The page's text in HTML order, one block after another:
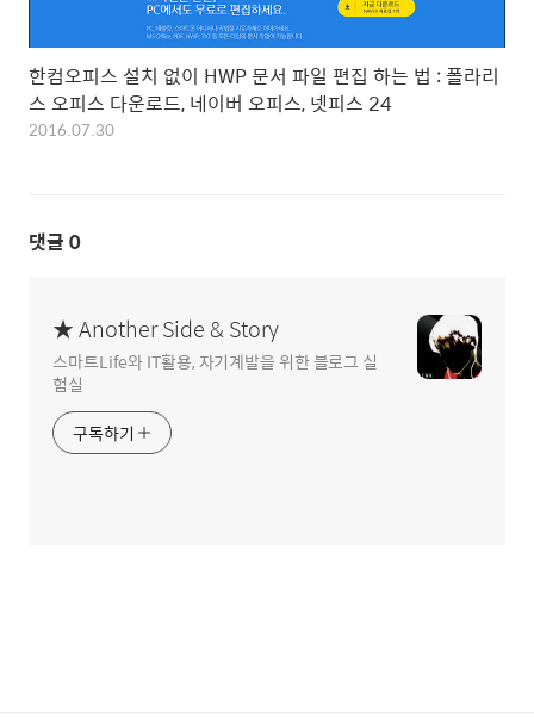
한컴오피스 설치 없이 HWP 문서 파일 편집 하는 법 : 폴라리
스 오피스 다운로드, 네이버 오피스, 넷피스 24
2016.07.30
댓글 0
★ Another Side & Story
스마트Life와 IT활용, 자기계발을 위한 블로그 실
험실
구독하기